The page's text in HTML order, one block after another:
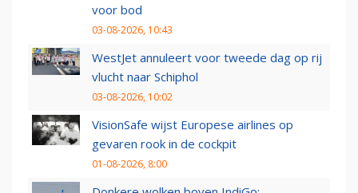
voor bod
03-08-2026, 10:43
WestJet annuleert voor tweede dag op rij
vlucht naar Schiphol
03-08-2026, 10:02
VisionSafe wijst Europese airlines op
gevaren rook in de cockpit
01-08-2026, 8:00